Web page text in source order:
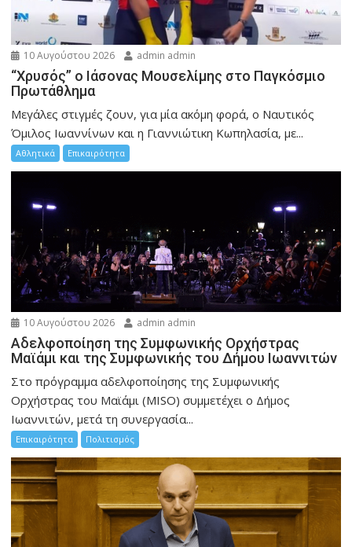
10 Αυγούστου 2026 admin admin
“Χρυσός” ο Ιάσονας Μουσελίμης στο Παγκόσμιο
Πρωτάθλημα
Μεγάλες στιγμές ζουν, για μία ακόμη φορά, ο Ναυτικός
Όμιλος Ιωαννίνων και η Γιαννιώτικη Κωπηλασία, με...
Αθλητικά Επικαιρότητα
10 Αυγούστου 2026 admin admin
Αδελφοποίηση της Συμφωνικής Ορχήστρας
Μαϊάμι και της Συμφωνικής του Δήμου Ιωαννιτών
Στο πρόγραμμα αδελφοποίησης της Συμφωνικής
Ορχήστρας του Μαϊάμι (MISO) συμμετέχει ο Δήμος
Ιωαννιτών, μετά τη συνεργασία...
Επικαιρότητα Πολιτισμός